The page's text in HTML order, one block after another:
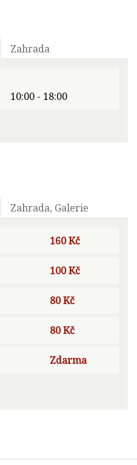
Zahrada
10:00 - 18:00
Zahrada, Galerie
160 Kč
100 Kč
80 Kč
80 Kč
Zdarma